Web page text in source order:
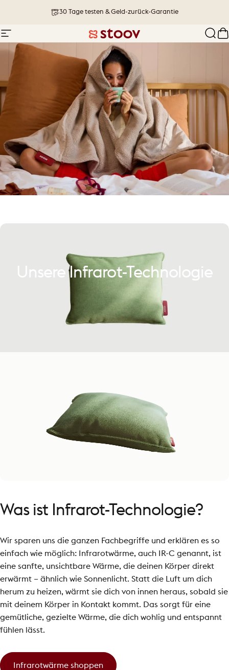
30 Tage testen & Geld-zurück-Garantie
Seitennavigation Stoov® | Cordless Heated Cushions
Unsere Infrarot-Technologie
Was ist Infrarot-Technologie?
Wir sparen uns die ganzen Fachbegriffe und erklären es so
einfach wie möglich: Infrarotwärme, auch IR-C genannt, ist
eine sanfte, unsichtbare Wärme, die deinen Körper direkt
erwärmt – ähnlich wie Sonnenlicht. Statt die Luft um dich
herum zu heizen, wärmt sie dich von innen heraus, sobald sie
mit deinem Körper in Kontakt kommt. Das sorgt für eine
gemütliche, gezielte Wärme, die dich wohlig und entspannt
fühlen lässt.
Infrarotwärme shoppen